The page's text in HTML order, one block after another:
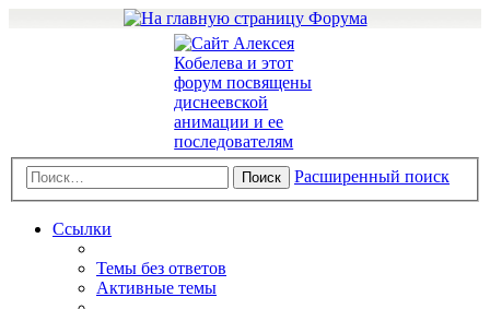
Поиск Расширенный поиск
Ссылки
Темы без ответов
Активные темы